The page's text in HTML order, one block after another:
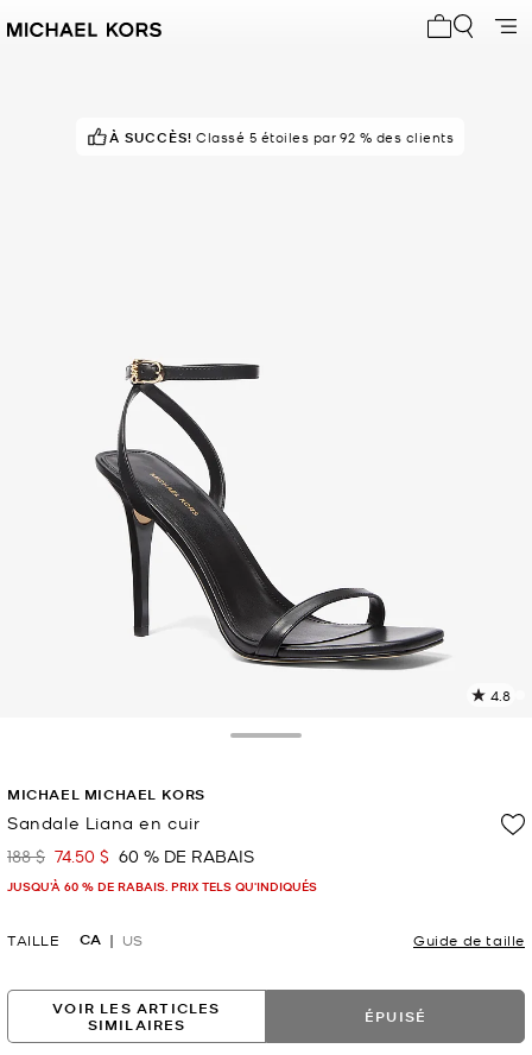
À SUCCÈS! Classé 5 étoiles par 92 % des clients
POPULAIRE !29 vus récemment
4.8
MICHAEL MICHAEL KORS
Sandale Liana en cuir
était
188 $ maintenant
74.50 $ 60 % DE RABAIS
JUSQU’À 60 % DE RABAIS. PRIX TELS QU'INDIQUÉS
TAILLE CA US Guide de taille
VOIR LES ARTICLES
SIMILAIRES
ÉPUISÉ